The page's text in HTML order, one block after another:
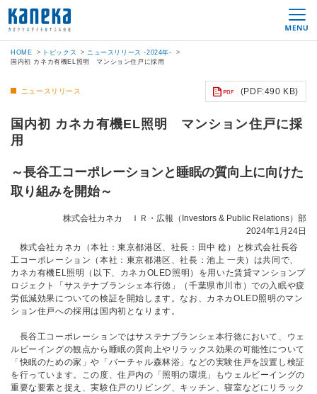
HOME トピックス
ニュースリリース -2024年-
国内初 カネカ有機EL照明 マンション住戸に採用
ニュースリリース (PDF:490 KB)
国内初 カネカ有機EL照明 マンション住戸に採
用
～長谷工コーポレーションと睡眠の質向上に向けた
取り組みを開始～
株式会社カネカ ＩＲ・広報（Investors & Public Relations）部
2024年1月24日
株式会社カネカ（本社：東京都港区、社長：田中 稔）と株式会社長谷
工コーポレーション（本社：東京都港区、社長：池上 一夫）は共同で、
カネカ有機EL照明（以下、カネカOLED照明）を用いた賃貸マンションプ
ロジェクト「サステナブランシェ本行徳」（千葉県市川市）での入眠や疲
労低減効果についての検証を開始します。なお、カネカOLED照明のマン
ション住戸への採用は国内初となります。
長谷工コーポレーションではサステナブランシェ本行徳において、ウェ
ルビーイングの観点から睡眠の質向上やリラックス効果の可能性について
「快眠のための家」や「バーチャル森林浴」などの実験住戸を設置し検証
を行っています。この度、住戸内の「照明の環境」もウェルビーイングの
重要な要素と捉え、実験住戸のリビング、キッチン、寝室などにリラック